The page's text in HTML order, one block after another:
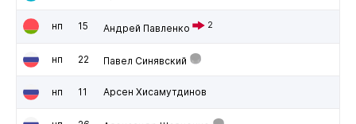
нп 15 Андрей Павленко 2
нп 22 Павел Синявский
нп 11 Арсен Хисамутдинов